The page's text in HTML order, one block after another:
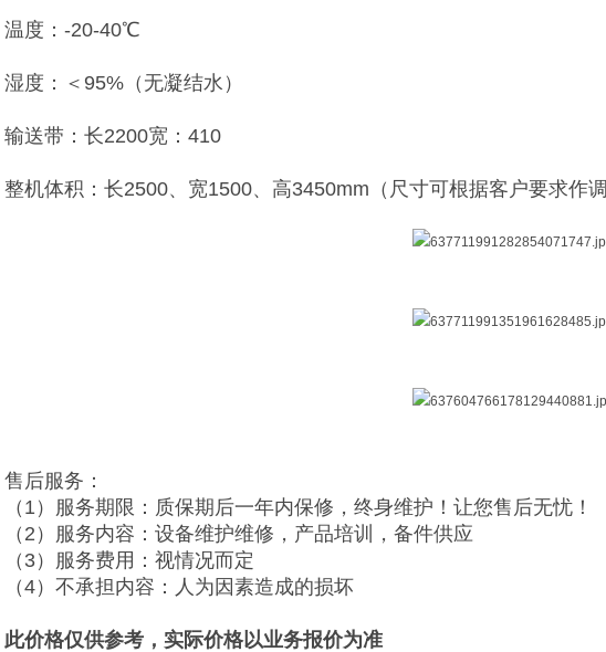
温度：-20-40℃
湿度：＜95%（无凝结水）
输送带：长2200宽：410
整机体积：长2500、宽1500、高3450mm（尺寸可根据客户要求作调
售后服务：
（1）服务期限：质保期后一年内保修，终身维护！让您售后无忧！
（2）服务内容：设备维护维修，产品培训，备件供应
（3）服务费用：视情况而定
（4）不承担内容：人为因素造成的损坏
此价格仅供参考，实际价格以业务报价为准